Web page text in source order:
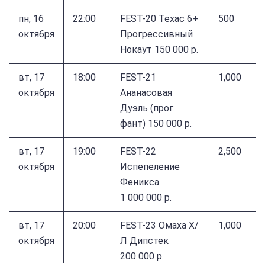
пн, 16
октября
22:00
FEST-20 Техас 6+
Прогрессивный
Нокаут 150 000 р.
500
вт, 17
октября
18:00
FEST-21
Ананасовая
Дуэль (прог.
фант) 150 000 р.
1,000
вт, 17
октября
19:00
FEST-22
Испепеление
Феникса
1 000 000 р.
2,500
вт, 17
октября
20:00
FEST-23 Омаха Х/
Л Дипстек
200 000 р.
1,000